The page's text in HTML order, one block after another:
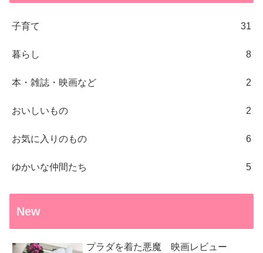
子育て 31
暮らし 8
本・雑誌・映画など 2
おいしいもの 2
お気に入りのもの 6
ゆかいな仲間たち 5
New
プラダを着た悪魔 映画レビュー